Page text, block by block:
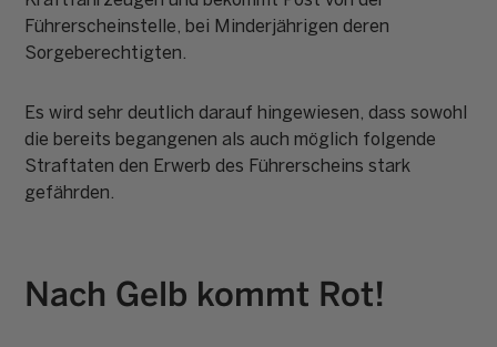
Führerscheinstelle, bei Minderjährigen deren
Sorgeberechtigten.
Es wird sehr deutlich darauf hingewiesen, dass sowohl
die bereits begangenen als auch möglich folgende
Straftaten den Erwerb des Führerscheins stark
gefährden.
Nach Gelb kommt Rot!